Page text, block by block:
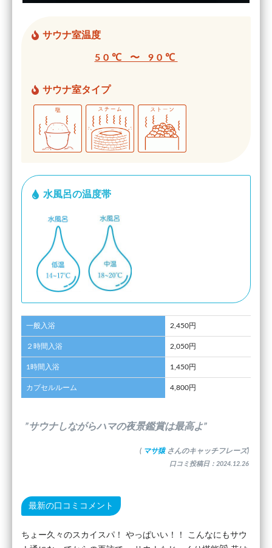
サウナ室温度
50℃ 〜 90℃
サウナ室タイプ
水風呂の温度帯
一般入浴 2,450円
２時間入浴 2,050円
1時間入浴 1,450円
カプセルルーム 4,800円
”サウナしながらハマの夜景鑑賞は最高よ”
( マサ猿 さんのキャッチフレーズ)
口コミ投稿日：2024.12.26
最新の口コミコメント
ちょー久々のスカイスパ！ やっぱいい！！ こんなにもサウ